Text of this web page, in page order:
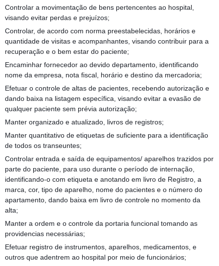
Controlar a movimentação de bens pertencentes ao hospital,
visando evitar perdas e prejuízos;
Controlar, de acordo com norma preestabelecidas, horários e
quantidade de visitas e acompanhantes, visando contribuir para a
recuperação e o bem estar do paciente;
Encaminhar fornecedor ao devido departamento, identificando
nome da empresa, nota fiscal, horário e destino da mercadoria;
Efetuar o controle de altas de pacientes, recebendo autorização e
dando baixa na listagem específica, visando evitar a evasão de
qualquer paciente sem prévia autorização;
Manter organizado e atualizado, livros de registros;
Manter quantitativo de etiquetas de suficiente para a identificação
de todos os transeuntes;
Controlar entrada e saída de equipamentos/ aparelhos trazidos por
parte do paciente, para uso durante o período de internação,
identificando-o com etiqueta e anotando em livro de Registro, a
marca, cor, tipo de aparelho, nome do pacientes e o número do
apartamento, dando baixa em livro de controle no momento da
alta;
Manter a ordem e o controle da portaria funcional tomando as
providencias necessárias;
Efetuar registro de instrumentos, aparelhos, medicamentos, e
outros que adentrem ao hospital por meio de funcionários;